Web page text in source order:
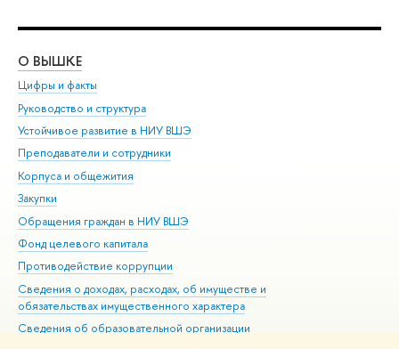
О ВЫШКЕ
Цифры и факты
Руководство и структура
Устойчивое развитие в НИУ ВШЭ
Преподаватели и сотрудники
Корпуса и общежития
Закупки
Обращения граждан в НИУ ВШЭ
Фонд целевого капитала
Противодействие коррупции
Сведения о доходах, расходах, об имуществе и
обязательствах имущественного характера
Сведения об образовательной организации